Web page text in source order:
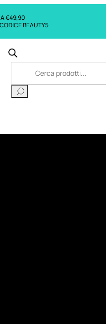
A €49,90
BEAUTY5